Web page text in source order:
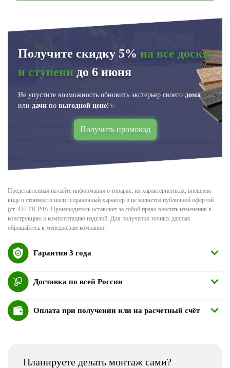
Получите скидку 5% на все доски
и ступени до 6 июня
Не упустите возможность обновить экстерьер своего дома
или дачи по выгодной цене!✨
Получить промокод
Представленная на сайте информация о товарах, их характеристиках, внешнем
виде и стоимости носит справочный характер и не является публичной офертой
(ст. 437 ГК РФ). Производитель оставляет за собой право вносить изменения в
конструкцию и комплектацию изделий. Для получения точных данных
обращайтесь к менеджерам компании.
Гарантия 3 года
Доставка по всей России
Оплата при получении или на расчетный счёт
Планируете делать монтаж сами?